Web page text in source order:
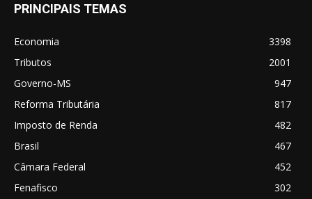
PRINCIPAIS TEMAS
Economia
3398
Tributos
2001
Governo-MS
947
Reforma Tributária
817
Imposto de Renda
482
Brasil
467
Câmara Federal
452
Fenafisco
302